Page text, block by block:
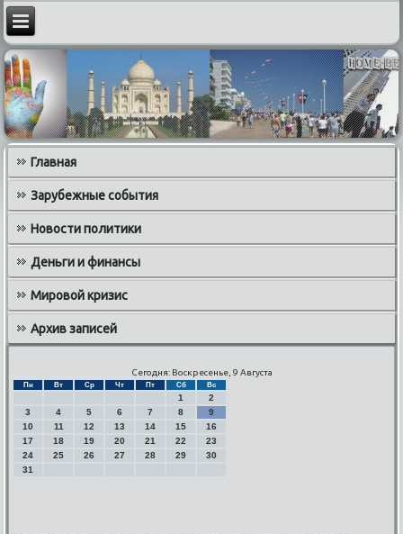
Главная
Зарубежные события
Новости политики
Деньги и финансы
Мировой кризис
Архив записей
Сегодня: Воскресенье, 9 Августа
Пн Вт Ср Чт Пт Сб Вс
1
2
3
4 5 6 7 8
9
10
11 12 13 14 15
16
17
18 19 20 21 22
23
24
25 26 27 28 29
30
31